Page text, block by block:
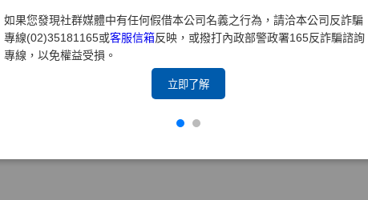
如果您發現社群媒體中有任何假借本公司名義之行為，請洽本公司反詐騙
專線(02)35181165或客服信箱反映，或撥打內政部警政署165反詐騙諮詢
專線，以免權益受損。
立即了解